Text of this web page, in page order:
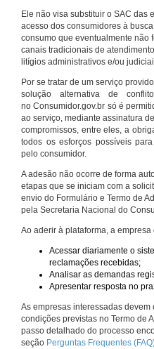
Ele não visa substituir o SAC das
acesso dos consumidores à
consumo que eventualmente não
canais tradicionais de
litígios administrativos e/ou
Por se tratar de um serviço
solução alternativa de
no Consumidor.gov.br só é
ao serviço, mediante assinatura
compromissos, entre eles, a
todos os esforços possíveis
pelo consumidor.
A adesão não ocorre de forma
etapas que se iniciam com a
envio do Formulário e Termo de
pela Secretaria Nacional do
Ao aderir à plataforma, a empresa
Acessar diariamente o
reclamações recebidas;
Analisar as demandas
Apresentar resposta no
As empresas interessadas
condições previstas no Termo de
passo detalhado do processo
seção Perguntas Frequentes